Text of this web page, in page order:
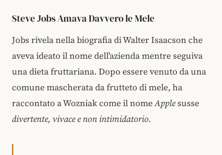
Steve Jobs Amava Davvero le Mele
Jobs rivela nella biografia di Walter Isaacson che
aveva ideato il nome dell'azienda mentre seguiva
una dieta fruttariana. Dopo essere venuto da una
comune mascherata da frutteto di mele, ha
raccontato a Wozniak come il nomeApplesusse
divertente, vivace e non intimidatorio.